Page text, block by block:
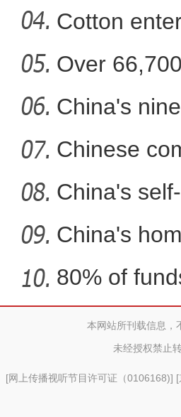
Cotton
Over
mech
China's
in
Chinese
fli
China's
co
China's
80% of
本网站所刊载信息，
未经授权禁止
[网上传播视听节目许可证（0106168)] [